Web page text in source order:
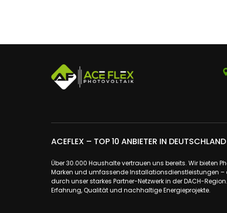
ACEFLEX – TOP 10 ANBIETER IN DEUTSCHLAND
Über 30.000 Haushalte vertrauen uns bereits. Wir bieten
Marken und umfassende Installationsdienstleistungen –
durch unser starkes Partner-Netzwerk in der DACH-
Erfahrung, Qualität und nachhaltige Energieprojekte.